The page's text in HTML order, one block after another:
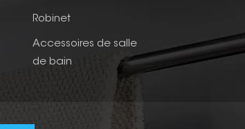
Robinet
Accessoires de salle
de bain